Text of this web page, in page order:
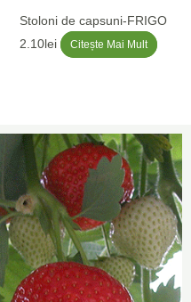
Stoloni de capsuni-FRIGO
2.10lei Citește Mai Mult